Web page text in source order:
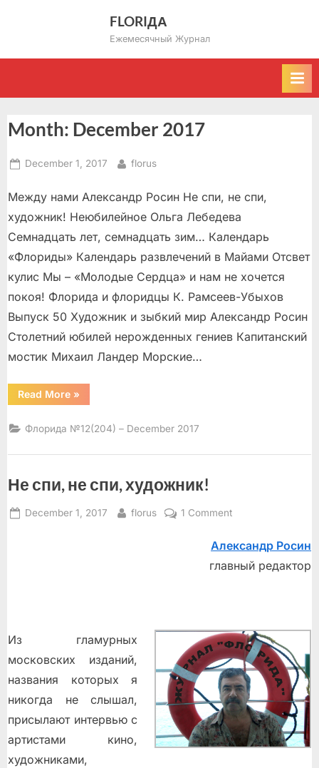
FLORIДА
Ежемесячный Журнал
Month: December 2017
Posted
December 1, 2017 By
florus
Между нами Александр Росин Не спи, не спи,
художник! Неюбилейное Ольга Лебедева
Семнадцать лет, семнадцать зим… Календарь
«Флориды» Календарь развлечений в Майами Отсвет
кулис Мы – «Молодые Сердца» и нам не хочется
покоя! Флорида и флоридцы К. Рамсеев-Убыхов
Выпуск 50 Художник и зыбкий мир Александр Росин
Столетний юбилей нерожденных гениев Капитанский
мостик Михаил Ландер Морские…
Read More“”
»
Флорида №12(204) – December 2017
Не спи, не спи, художник!
Posted
December 1, 2017 By
florus 1 Commenton
спи,
не
Александр Росин
главный редактор
Из гламурных
московских изданий,
названия которых я
никогда не слышал,
присылают интервью с
артистами кино,
художниками,